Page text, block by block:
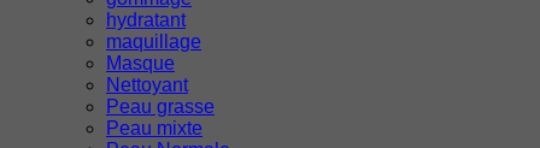
hydratant
maquillage
Masque
Nettoyant
Peau grasse
Peau mixte